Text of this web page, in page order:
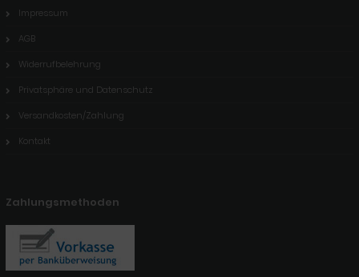
Impressum
AGB
Widerrufbelehrung
Privatsphäre und Datenschutz
Versandkosten/Zahlung
Kontakt
Zahlungsmethoden